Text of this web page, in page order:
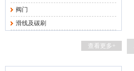
阀门
滑线及碳刷
查看更多+